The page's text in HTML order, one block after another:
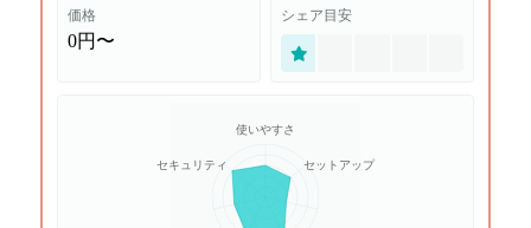
価格
0円〜
シェア目安
使いやすさ
セットアップ
セキュリティ